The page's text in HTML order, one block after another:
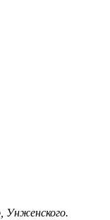
Унженского.